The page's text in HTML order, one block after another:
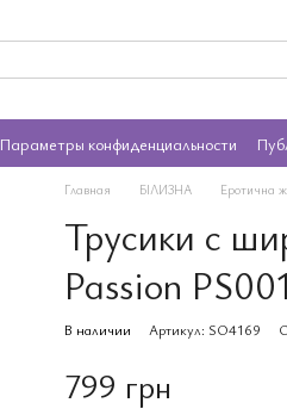
Параметры конфиденциальности
Главная БІЛИЗНА Еротична
Трусики с
Passion
В наличии Артикул: SO4169
799 грн